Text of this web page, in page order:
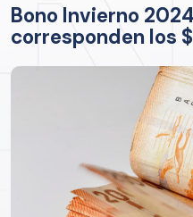
Bono Invierno
corresponden los